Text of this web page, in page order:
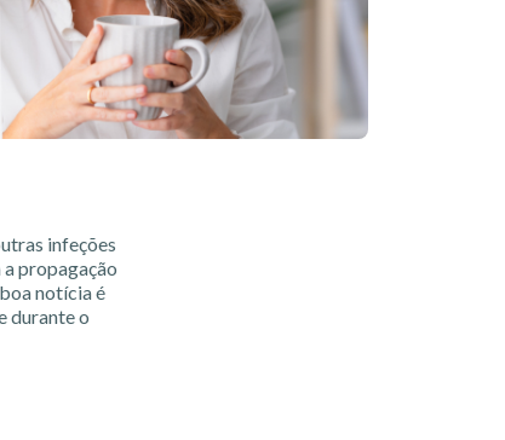
infeções
propagação
notícia é
durante o